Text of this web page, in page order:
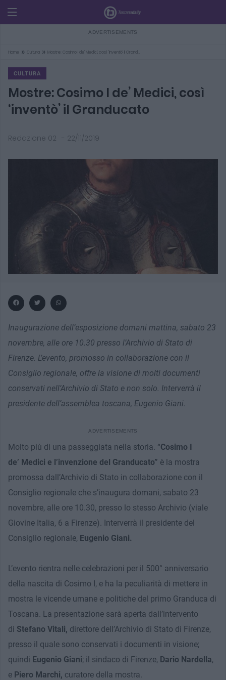
Home » Cultura » Mostre: Cosimo I de’ Medici, così ‘inventò’ il Grand…
CULTURA
Mostre: Cosimo I de’ Medici, così
‘inventò’ il Granducato
Redazione 02 - 22/11/2019
Inaugurazione dell’esposizione domani mattina, sabato 23
novembre, alle ore 10.30 presso l’Archivio di Stato di
Firenze. L’evento, promosso in collaborazione con il
Consiglio regionale, offre la visione di molti documenti
conservati nell’Archivio di Stato e non solo. Interverrà il
presidente dell’assemblea toscana, Eugenio Giani
Molto più di una passeggiata nella storia. “Cosimo I
de’ Medici e l’invenzione del Granducato” è la mostra
promossa dall’Archivio di Stato in collaborazione con il
Consiglio regionale che s’inaugura domani, sabato 23
novembre, alle ore 10.30, presso lo stesso Archivio (viale
Giovine Italia, 6 a Firenze). Interverrà il presidente del
Consiglio regionale, Eugenio Giani.
L’evento rientra nelle celebrazioni per il 500° anniversario
della nascita di Cosimo I, e ha la peculiarità di mettere in
mostra le vicende umane e politiche del primo Granduca di
Toscana. La presentazione sarà aperta dall’intervento
di Stefano Vitali, direttore dell’Archivio di Stato di Firenze,
presso il quale sono conservati i documenti in visione;
quindi Eugenio Giani; il sindaco di Firenze, Dario Nardella,
e Piero Marchi, curatore della mostra.